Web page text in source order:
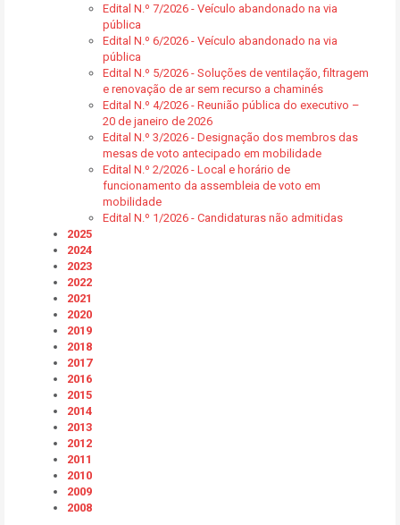
Edital N.º 7/2026 - Veículo abandonado na via
pública
Edital N.º 6/2026 - Veículo abandonado na via
pública
Edital N.º 5/2026 - Soluções de ventilação, filtragem
e renovação de ar sem recurso a chaminés
Edital N.º 4/2026 - Reunião pública do executivo –
20 de janeiro de 2026
Edital N.º 3/2026 - Designação dos membros das
mesas de voto antecipado em mobilidade
Edital N.º 2/2026 - Local e horário de
funcionamento da assembleia de voto em
mobilidade
Edital N.º 1/2026 - Candidaturas não admitidas
2025
2024
2023
2022
2021
2020
2019
2018
2017
2016
2015
2014
2013
2012
2011
2010
2009
2008